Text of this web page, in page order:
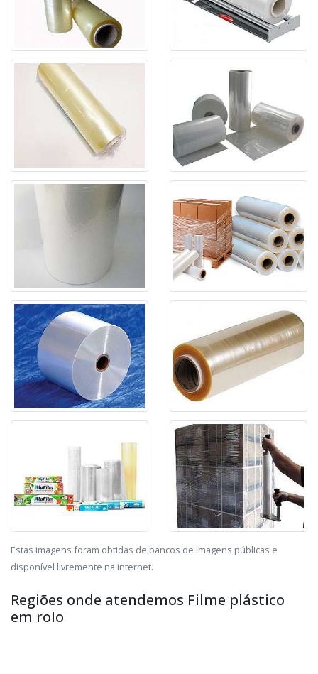
Estas imagens foram obtidas de bancos de imagens públicas e
disponível livremente na internet.
Regiões onde atendemos Filme plástico
em rolo